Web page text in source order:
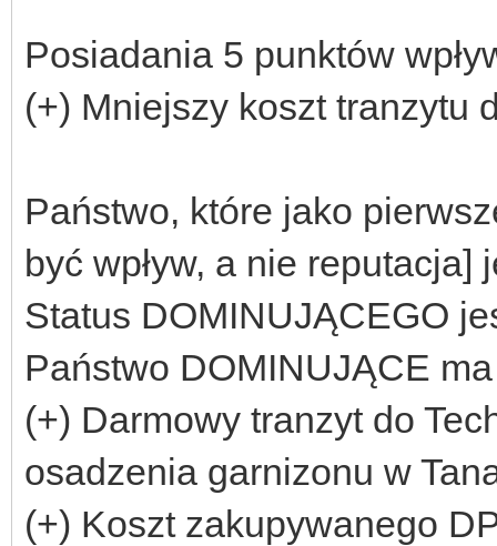
Posiadania 5 punktów
(+) Mniejszy koszt tranzytu
Państwo, które jako
być wpływ, a nie
Status DOMINUJĄCEGO
Państwo DOMINUJĄCE
(+) Darmowy tranzyt do
osadzenia garnizonu w
(+) Koszt zakupywanego